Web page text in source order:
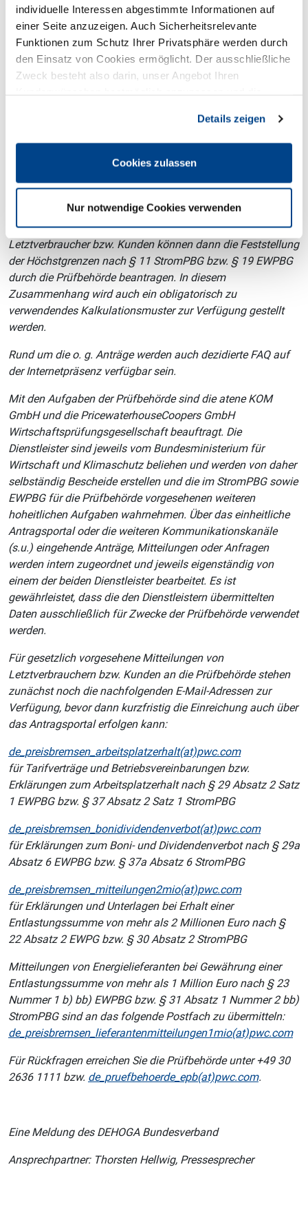
individuelle Interessen abgestimmte Informationen auf
einer Seite anzuzeigen. Auch Sicherheitsrelevante
Funktionen zum Schutz Ihrer Privatsphäre werden durch
den Einsatz von Cookies ermöglicht. Der ausschließliche
Zweck besteht also darin, unser Angebot Ihren
Details zeigen
Cookies zulassen
Nur notwendige Cookies verwenden
Ausgleich atypischer Minderverbräuche nach § 12b
StromPBG bzw. § 37a EWPBG beantragen.
Dieses Angebot richtet sich an Letztverbraucher von Strom
und leitungsgebundenem Erdgas sowie (End-)Kunden von
Wärme, deren Verbrauch in Folge der Maßnahmen zur
Flutkatastrophe in 2021 um mindestens 40 % geringer als in
Verbrauchs des Jahres 2021 Rechnung getragen. Die
Antragstellung ist bis zum 30. September 2023 möglich.
Voraussichtlich ab Anfang Oktober diesen Jahres wird im
Antragsportal eine weitere Funktion freigeschaltet:
Letztverbraucher bzw. Kunden können dann die Feststellung
der Höchstgrenzen nach § 11 StromPBG bzw. § 19 EWPBG
durch die Prüfbehörde beantragen. In diesem
Zusammenhang wird auch ein obligatorisch zu
verwendendes Kalkulationsmuster zur Verfügung gestellt
werden.
Rund um die o. g. Anträge werden auch dezidierte FAQ auf
der Internetpräsenz verfügbar sein.
Mit den Aufgaben der Prüfbehörde sind die atene KOM
GmbH und die PricewaterhouseCoopers GmbH
Wirtschaftsprüfungsgesellschaft beauftragt. Die
Dienstleister sind jeweils vom Bundesministerium für
Wirtschaft und Klimaschutz beliehen und werden von daher
selbständig Bescheide erstellen und die im StromPBG sowie
EWPBG für die Prüfbehörde vorgesehenen weiteren
hoheitlichen Aufgaben wahrnehmen. Über das einheitliche
Antragsportal oder die weiteren Kommunikationskanäle
(s.u.) eingehende Anträge, Mitteilungen oder Anfragen
werden intern zugeordnet und jeweils eigenständig von
einem der beiden Dienstleister bearbeitet. Es ist
gewährleistet, dass die den Dienstleistern übermittelten
Daten ausschließlich für Zwecke der Prüfbehörde verwendet
werden.
Für gesetzlich vorgesehene Mitteilungen von
Letztverbrauchern bzw. Kunden an die Prüfbehörde stehen
zunächst noch die nachfolgenden E-Mail-Adressen zur
Verfügung, bevor dann kurzfristig die Einreichung auch über
das Antragsportal erfolgen kann:
de_preisbremsen_arbeitsplatzerhalt(at)pwc.com
für Tarifverträge und Betriebsvereinbarungen bzw.
Erklärungen zum Arbeitsplatzerhalt nach § 29 Absatz 2 Satz
1 EWPBG bzw. § 37 Absatz 2 Satz 1 StromPBG
de_preisbremsen_bonidividendenverbot(at)pwc.com
für Erklärungen zum Boni- und Dividendenverbot nach § 29a
Absatz 6 EWPBG bzw. § 37a Absatz 6 StromPBG
de_preisbremsen_mitteilungen2mio(at)pwc.com
für Erklärungen und Unterlagen bei Erhalt einer
Entlastungssumme von mehr als 2 Millionen Euro nach §
22 Absatz 2 EWPG bzw. § 30 Absatz 2 StromPBG
Mitteilungen von Energielieferanten bei Gewährung einer
Entlastungssumme von mehr als 1 Million Euro nach § 23
Nummer 1 b) bb) EWPBG bzw. § 31 Absatz 1 Nummer 2 bb)
StromPBG sind an das folgende Postfach zu übermitteln:
de_preisbremsen_lieferantenmitteilungen1mio(at)pwc.com
Für Rückfragen erreichen Sie die Prüfbehörde unter +49 30
2636 1111 bzw. de_pruefbehoerde_epb(at)pwc.com.
Eine Meldung des DEHOGA Bundesverband
Ansprechpartner: Thorsten Hellwig, Pressesprecher